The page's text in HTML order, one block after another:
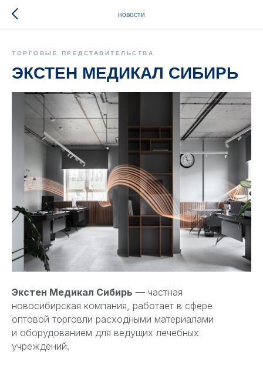
новости
ТОРГОВЫЕ ПРЕДСТАВИТЕЛЬСТВА
ЭКСТЕН МЕДИКАЛ СИБИРЬ
Экстен Медикал Сибирь — частная
новосибирская компания, работает в сфере
оптовой торговли расходными материалами
и оборудованием для ведущих лечебных
учреждений.